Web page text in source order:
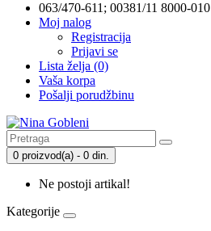
063/470-611; 00381/11 8000-010
Moj nalog
Registracija
Prijavi se
Lista želja (0)
Vaša korpa
Pošalji porudžbinu
0 proizvod(a) - 0 din.
Ne postoji artikal!
Kategorije